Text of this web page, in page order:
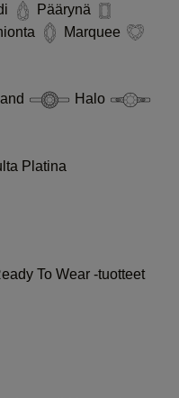
Päärynä
Marquee
Halo
Platina
To Wear -tuotteet